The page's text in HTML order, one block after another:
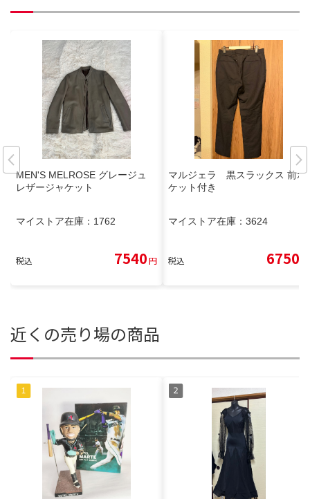
MEN'S MELROSE グレージュ
レザージャケット
マイストア在庫： 1762
税込 7540円
マルジェラ 黒スラックス 前ポ
ケット付き
マイストア在庫： 3624
税込 6750
近くの売り場の商品